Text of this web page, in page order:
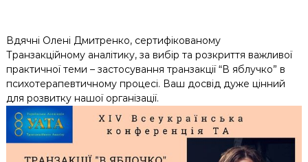
Вдячні Олені Дмитренко, сертифікованому
Транзакційному аналітику, за вибір та розкриття важливої
практичної теми – застосування транзакції “В яблучко” в
психотерапевтичному процесі. Ваш досвід дуже цінний
для розвитку нашої організації.